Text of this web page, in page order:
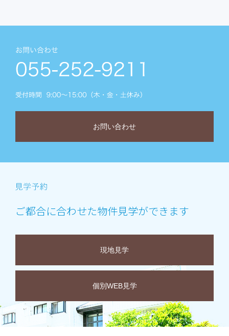
お問い合わせ
ご都合に合わせた物件見学ができます
現地見学
個別WEB見学